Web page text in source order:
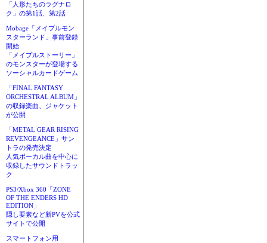
「人形たちのラグナロ
ク」の第1話、第2話
Mobage「メイプルモン
スターランド」事前登録
開始
「メイプルストーリー」
のモンスターが登場する
ソーシャルカードゲーム
「FINAL FANTASY
ORCHESTRAL ALBUM」
の収録楽曲、ジャケット
が公開
「METAL GEAR RISING
REVENGEANCE」サン
トラの発売決定
人気ボーカル曲を中心に
収録したサウンドトラッ
ク
PS3/Xbox 360「ZONE
OF THE ENDERS HD
EDITION」
隠し要素など新PVを公式
サイトで公開
スマートフォン用